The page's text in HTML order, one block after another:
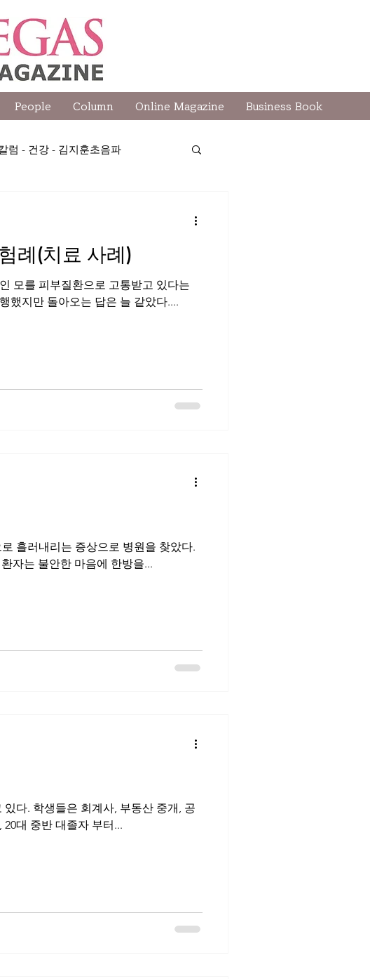
People Column Online Magazine Business Book
럼 - 건강 - 김지훈초음파
칼럼-교육-제이박
례(치료 사례)
모를 피부질환으로 고통받고 있다는
했지만 돌아오는 답은 늘 같았다....
흘러내리는 증상으로 병원을 찾았다.
자는 불안한 마음에 한방을...
, 부동산 중개, 공
대 중반 대졸자 부터...